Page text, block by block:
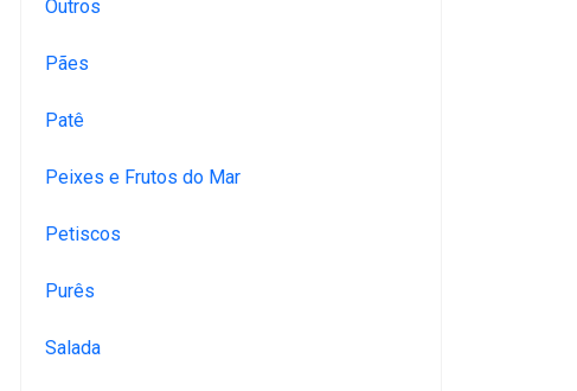
Outros
Pães
Patê
Peixes e Frutos do Mar
Petiscos
Purês
Salada